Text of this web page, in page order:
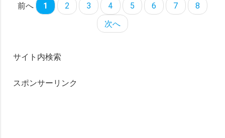
前へ 1 2 3 4 5 6 7
8
次へ
サイト内検索
スポンサーリンク